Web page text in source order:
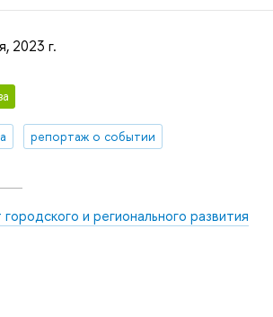
2023 г.
репортаж о событии
и регионального развития